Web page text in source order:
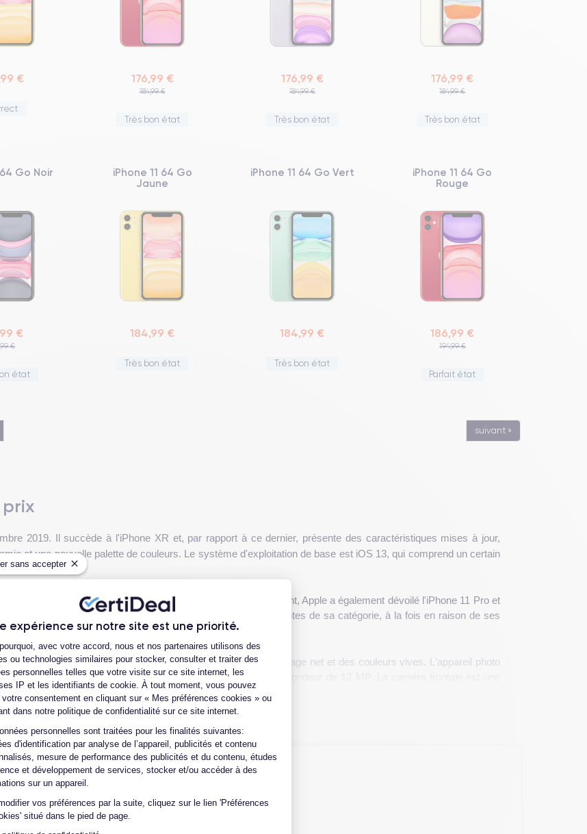
sans accepter
expérience sur notre site est une priorité.
de Gestion du Consentement : Personnalisez vos Options
avec votre accord, nous et nos partenaires utilisons des
ou technologies similaires pour stocker, consulter et traiter des
personnelles telles que votre visite sur ce site internet, les
IP et les identifiants de cookie. À tout moment, vous pouvez
votre consentement en cliquant sur « Mes préférences cookies » ou
dans notre politique de confidentialité sur ce site internet.
personnelles sont traitées pour les finalités suivantes:
d'identification par analyse de l’appareil, publicités et contenu
mesure de performance des publicités et du contenu, études
et développement de services, stocker et/ou accéder à des
sur un appareil.
vos préférences par la suite, cliquez sur le lien 'Préférences
situé dans le pied de page.
Axeptio consent
€ 176,99 €
184,99 €
Très bon état
176,99 €
184,99 €
Très bon état
176,99 €
184,99 €
Très bon état
Go Noir
€
€
état
iPhone 11 64 Go
Jaune
184,99 €
Très bon état
iPhone 11 64 Go Vert
184,99 €
Très bon état
iPhone 11 64 Go
Rouge
186,99 €
194,99 €
Parfait état
suivant »
prix
2019. Il succède à l'iPhone XR et, par rapport à ce dernier, présente des caractéristiques mises à jour,
et une nouvelle palette de couleurs. Le système d'exploitation de base est iOS 13, qui comprend un certain
qui s'est tenu le 10 septembre 2019. Lors de cet événement, Apple a également dévoilé l'iPhone 11 Pro et
2019 et est immédiatement devenu l'une des meilleures ventes de sa catégorie, à la fois en raison de ses
rapport aux modèles Pro.
avec une résolution de 1792x828 pixels, qui offre un affichage net et des couleurs vives. L'appareil photo
12 MP, un ultra grand angle de 12 MP et un capteur de profondeur de 12 MP. La caméra frontale est une
la technologie de reconnaissance faciale.
et en verre résistante aux chocs et aux chutes, avec une nouvelle gamme de couleurs au choix : noir,
Voir plus
et un iPhone 11 reconditionné ?